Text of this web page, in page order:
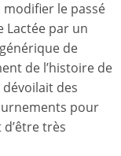
modifier le passé
Lactée par un
de
de l’histoire de
des
pour
très